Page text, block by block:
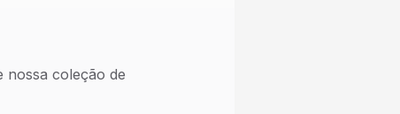
coleção de